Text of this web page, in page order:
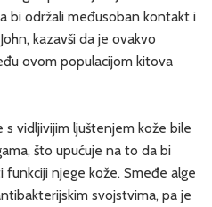
bi održali međusoban kontakt i
kazavši da je ovakvo
ovom populacijom kitova
vidljivijim ljuštenjem kože bile
što upućuje na to da bi
njege kože. Smeđe alge
svojstvima, pa je